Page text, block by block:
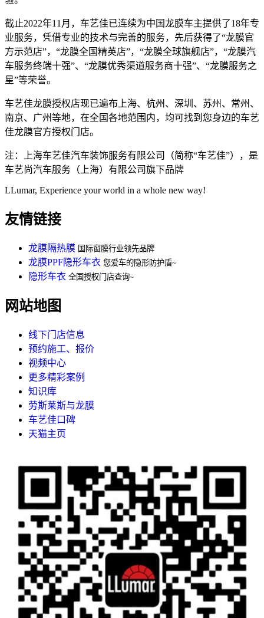
截止2022年11月，车艺佳已连续为中国龙膜车主提供了18年专
业服务，凭借专业的技术与完善的服务，先后获得了“龙膜官
方示范店”，“龙膜全国精英店”，“龙膜全球旗舰店”，“龙膜汽
车服务终端十强”、“龙膜优秀渠道服务商十强”、“龙膜服务之
星”等荣誉。
车艺佳龙膜授权店现已遍布上海、杭州、深圳、苏州、常州、
南京、广州等地，在全国各地范围内，均可找到您身边的车艺
佳龙膜官方授权门店。
注：上海车艺佳汽车装饰服务有限公司（简称“车艺佳”），是
车艺尚汽车服务（上海）有限公司旗下品牌
LLumar, Experience your world in a whole new way!
友情链接
龙膜隔热膜 国际窗膜行业领先品牌
龙膜PPF隐形车衣 您爱车的隐形防护盾~
隐形车衣 全国授权门店查询~
网站地图
线下门店信息
预约施工、报价
视频中心
更多精彩案例
知识库
劳斯莱斯与龙膜
车艺佳口碑
天猫主页